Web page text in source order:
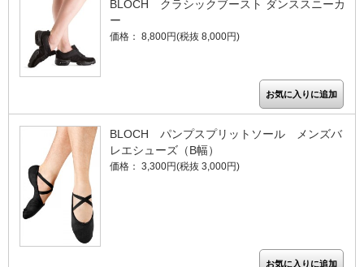
BLOCH クラシックブースト ダンススニーカ
ー
価格： 8,800円(税抜 8,000円)
BLOCH パンプスプリットソール メンズバ
レエシューズ（B幅）
価格： 3,300円(税抜 3,000円)